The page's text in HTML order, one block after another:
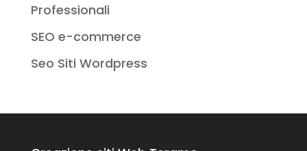
Professionali
SEO e-commerce
Seo Siti Wordpress